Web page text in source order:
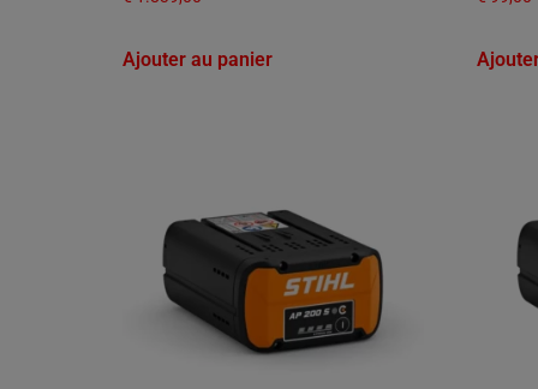
Ajouter au panier